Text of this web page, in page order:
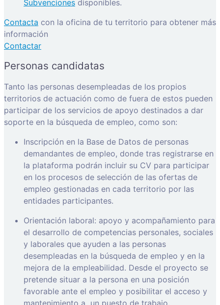
Subvenciones disponibles.
Contacta con la oficina de tu territorio para obtener más
información
Contactar
Personas candidatas
Tanto las personas desempleadas de los propios
territorios de actuación como de fuera de estos pueden
participar de los servicios de apoyo destinados a dar
soporte en la búsqueda de empleo, como son:
Inscripción en la Base de Datos de personas
demandantes de empleo, donde tras registrarse en
la plataforma podrán incluir su CV para participar
en los procesos de selección de las ofertas de
empleo gestionadas en cada territorio por las
entidades participantes.
Orientación laboral: apoyo y acompañamiento para
el desarrollo de competencias personales, sociales
y laborales que ayuden a las personas
desempleadas en la búsqueda de empleo y en la
mejora de la empleabilidad. Desde el proyecto se
pretende situar a la persona en una posición
favorable ante el empleo y posibilitar el acceso y
mantenimiento a un puesto de trabajo.